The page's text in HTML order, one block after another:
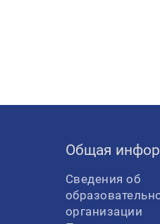
Общая
Сведения об
организации